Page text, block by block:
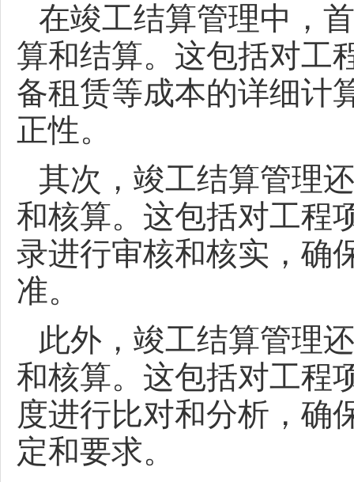
在竣工结算管理中，
算和结算。这包括对工
备租赁等成本的详细计
正性。
其次，竣工结算管理
和核算。这包括对工程
录进行审核和核实，确
准。
此外，竣工结算管理
和核算。这包括对工程
度进行比对和分析，确
定和要求。